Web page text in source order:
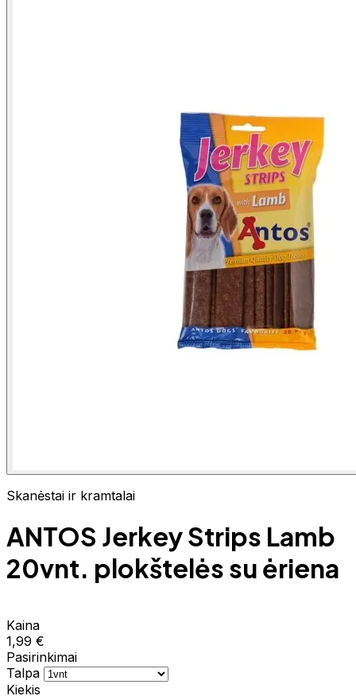
Skanėstai ir kramtalai
ANTOS Jerkey Strips Lamb
20vnt. plokštelės su ėriena
Kaina
1,99 €
Pasirinkimai
Talpa
Kiekis